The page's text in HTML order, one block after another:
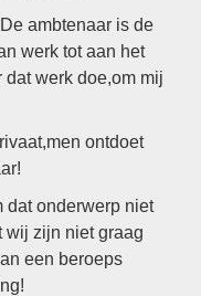
ambtenaar is de
werk tot aan het
werk doe,om mij
ontdoet
dat onderwerp niet
wij zijn niet graag
een beroeps